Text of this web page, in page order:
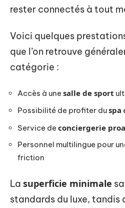
rester connectés à tout
Voici quelques
que l’on retrouve
catégorie :
Accès à une salle de sport
Possibilité de profiter duspa
Service de conciergerie
Personnel multilingue pour
friction
La superficie minimale
standards du luxe, tandis